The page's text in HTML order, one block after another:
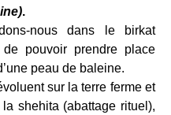
.
nous dans le birkat
de pouvoir prendre place
peau de baleine.
sur la terre ferme et
shehita (abattage rituel),